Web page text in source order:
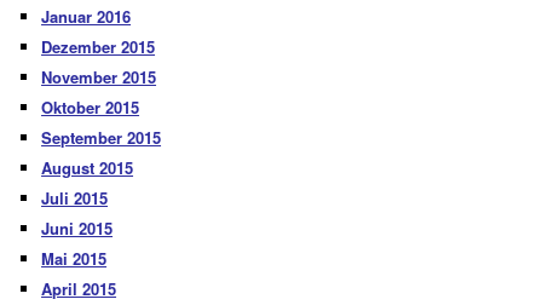
Januar 2016
Dezember 2015
November 2015
Oktober 2015
September 2015
August 2015
Juli 2015
Juni 2015
Mai 2015
April 2015